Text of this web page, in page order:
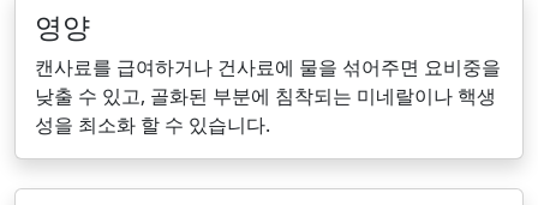
영양
캔사료를 급여하거나 건사료에 물을 섞어주면 요비중을
낮출 수 있고, 골화된 부분에 침착되는 미네랄이나 핵생
성을 최소화 할 수 있습니다.